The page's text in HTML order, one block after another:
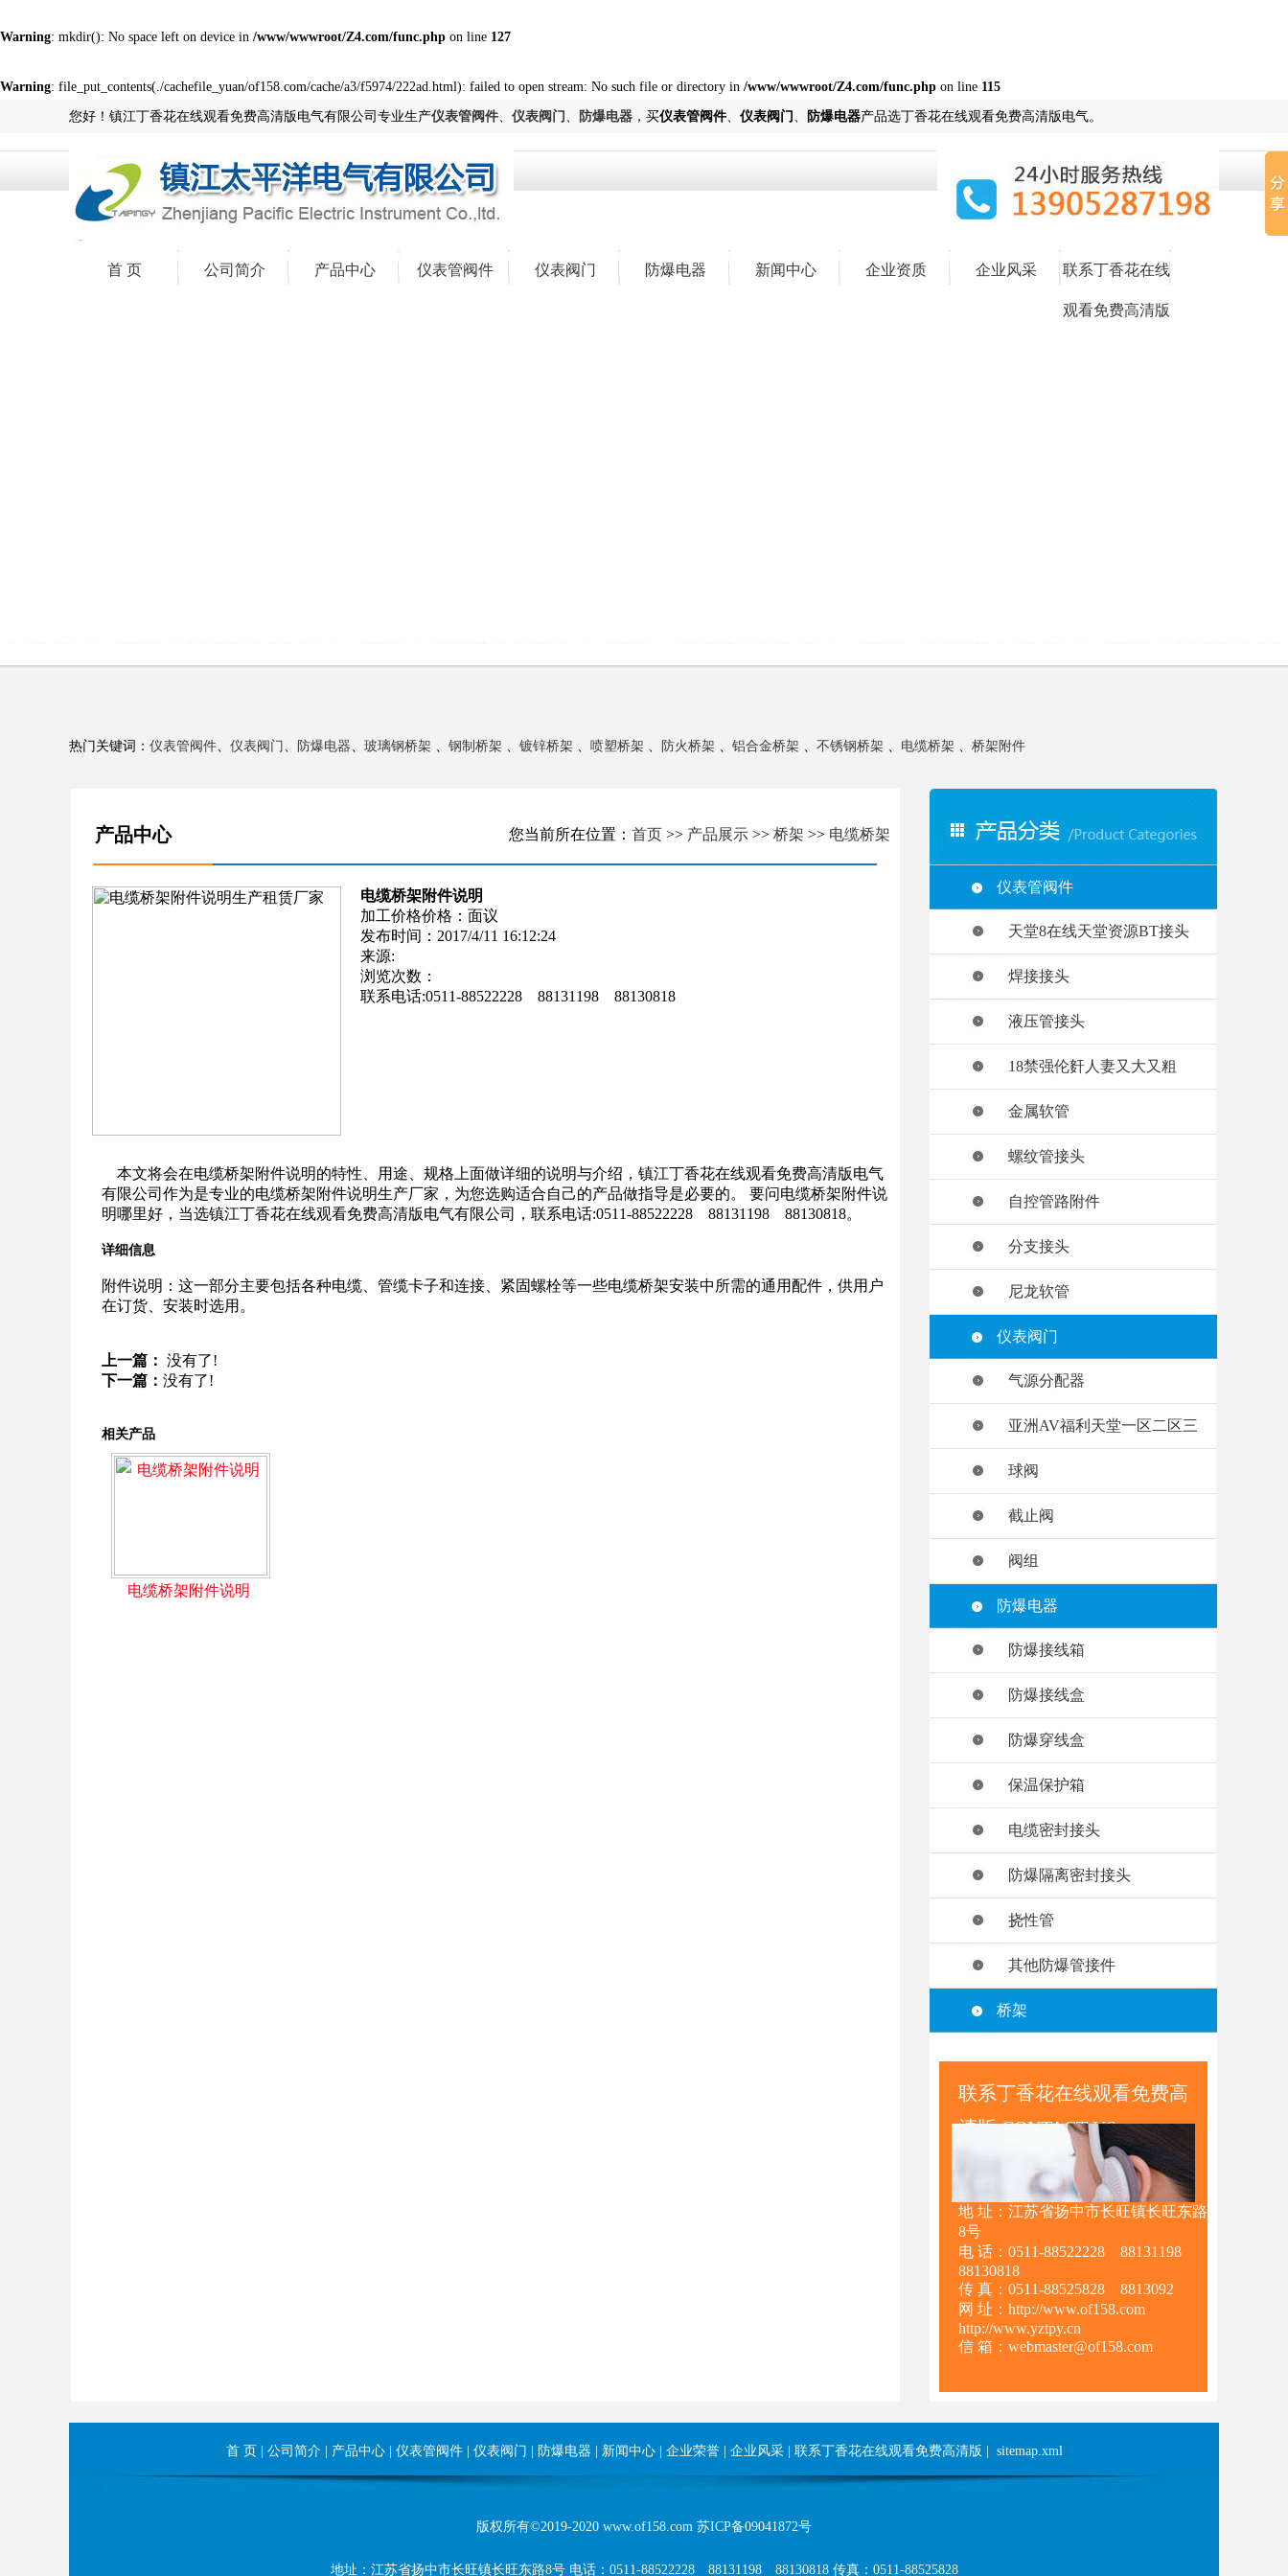
Warning: mkdir(): No space left on device in /www/wwwroot/Z4.com/func.php on line 127
Warning: file_put_contents(./cachefile_yuan/of158.com/cache/a3/f5974/222ad.html): failed to open stream: No such file or directory in /www/wwwroot/Z4.com/func.php on line 115
您好！镇江丁香花在线观看免费高清版电气有限公司专业生产仪表管阀件、 仪表阀门 、 防爆电器 ，买仪表管阀件、 仪表阀门 、 防爆电器产品选丁香花在线观看免费高清版电气。
首 页 公司简介 产品中心 仪表管阀件 仪表阀门 防爆电器 新闻中心 企业资质 企业风采 联系丁香花在线
观看免费高清版
热门关键词： 仪表管阀件、 仪表阀门 、 防爆电器、 玻璃钢桥架 、 钢制桥架 、 镀锌桥架 、 喷塑桥架 、 防火桥架 、 铝合金桥架 、 不锈钢桥架 、 电缆桥架 、 桥架附件
产品中心 您当前所在位置： 首页 >> 产品展示 >> 桥架 >> 电缆桥架
电缆桥架附件说明
加工价格价格：面议
发布时间：2017/4/11 16:12:24
来源:
浏览次数：
联系电话:0511-88522228 88131198 88130818
本文将会在电缆桥架附件说明的特性、用途、规格上面做详细的说明与介绍，镇江丁香花在线观看免费高清版电气
有限公司作为是专业的电缆桥架附件说明生产厂家，为您选购适合自己的产品做指导是必要的。 要问电缆桥架附件说
明哪里好，当选镇江丁香花在线观看免费高清版电气有限公司，联系电话:0511-88522228 88131198 88130818。
详细信息
附件说明：这一部分主要包括各种电缆、管缆卡子和连接、紧固螺栓等一些电缆桥架安装中所需的通用配件，供用户
在订货、安装时选用。
上一篇： 没有了!
下一篇： 没有了!
相关产品
电缆桥架附件说明
仪表管阀件
天堂8在线天堂资源BT接头
焊接接头
液压管接头
18禁强伦姧人妻又大又粗
金属软管
螺纹管接头
自控管路附件
分支接头
尼龙软管
仪表阀门
气源分配器
亚洲AV福利天堂一区二区三
球阀
截止阀
阀组
防爆电器
防爆接线箱
防爆接线盒
防爆穿线盒
保温保护箱
电缆密封接头
防爆隔离密封接头
挠性管
其他防爆管接件
桥架
联系丁香花在线观看免费高
清版 CONTACT US
地 址：江苏省扬中市长旺镇长旺东路
8号
电 话：0511-88522228 88131198
88130818
传 真：0511-88525828 8813092
网 址：http://www.of158.com
http://www.yztpy.cn
信 箱：webmaster@of158.com
首 页 公司简介| 产品中心| 仪表管阀件| 仪表阀门 防爆电器 新闻中心| 企业荣誉| 企业风采| 联系丁香花在线观看免费高清版 sitemap.xml
版权所有©2019-2020 www.of158.com 苏ICP备09041872号
地址：江苏省扬中市长旺镇长旺东路8号 电话：0511-88522228 88131198 88130818 传真：0511-88525828